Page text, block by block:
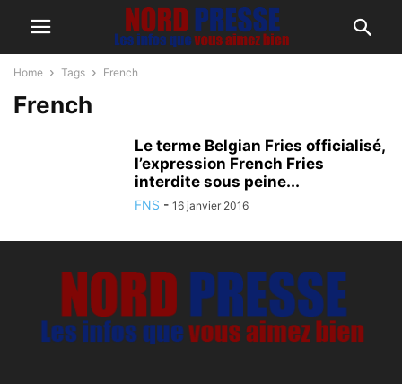
Home Tags French
French
Le terme Belgian Fries officialisé,
l’expression French Fries
interdite sous peine...
FNS - 16 janvier 2016